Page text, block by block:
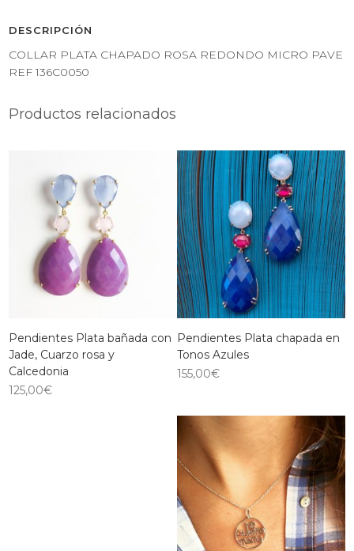
DESCRIPCIÓN
COLLAR PLATA CHAPADO ROSA REDONDO MICRO PAVE
REF 136C0050
Productos relacionados
Pendientes Plata bañada con
Jade, Cuarzo rosa y
Calcedonia
125,00€
Pendientes Plata chapada en
Tonos Azules
155,00€